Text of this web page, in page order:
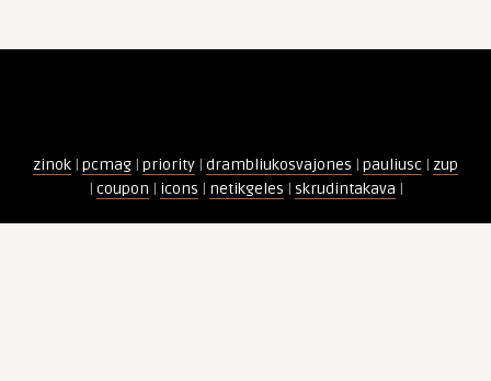
zinok | pcmag | priority | drambliukosvajones | pauliusc | zup
| coupon | icons | netikgeles | skrudintakava |